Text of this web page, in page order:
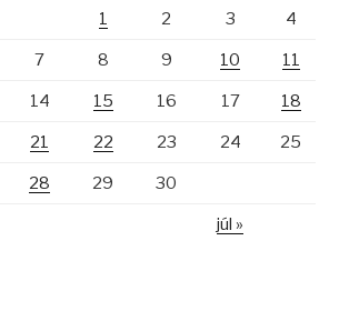
1 2 3 4
7 8 9 10 11
14 15 16 17 18
21 22 23 24 25
28 29 30
júl »